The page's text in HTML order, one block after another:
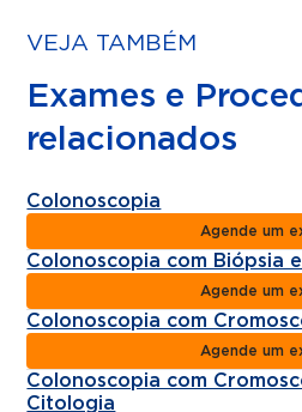
VEJA TAMBÉM
Exames e
relacionados
Colonoscopia
Agende um
Colonoscopia com Biópsia
Agende um
Colonoscopia com
Agende um
Colonoscopia com
Citologia